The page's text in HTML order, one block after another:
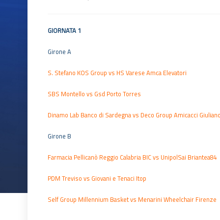
GIORNATA 1
Girone A
S. Stefano KOS Group vs HS Varese Amca Elevatori
SBS Montello vs Gsd Porto Torres
Dinamo Lab Banco di Sardegna vs Deco Group Amicacci
Girone B
Farmacia Pellicanò Reggio Calabria BIC vs UnipolSai Briantea84
PDM Treviso vs Giovani e Tenaci Itop
Self Group Millennium Basket vs Menarini Wheelchair Firenze